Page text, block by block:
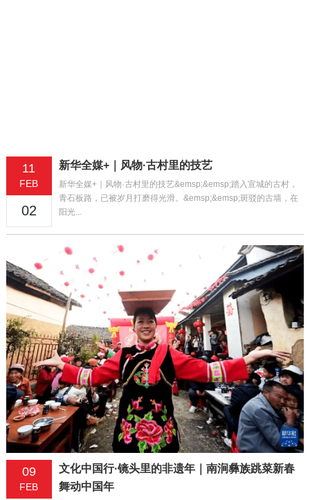
11
FEB
02
新华全媒+｜风物·古村里的技艺
新华全媒+｜风物·古村里的技艺&emsp;&emsp;踏入宣城的古村，
青石板路，已被岁月打磨得光滑。&emsp;&emsp;斑驳的古墙，在
阳光...
09
FEB
文化中国行·镜头里的非遗年｜南涧彝族跳菜新春
舞动中国年